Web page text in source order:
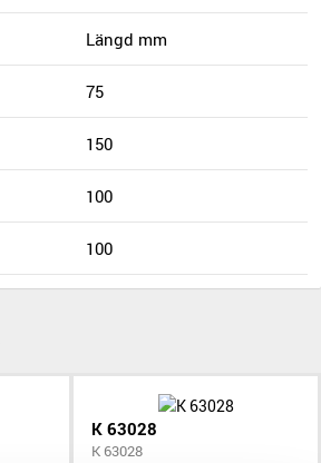
Längd mm
75
150
100
100
K 63028
K 63028